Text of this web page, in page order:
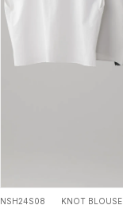
NSH24S08 KNOT BLOUSE